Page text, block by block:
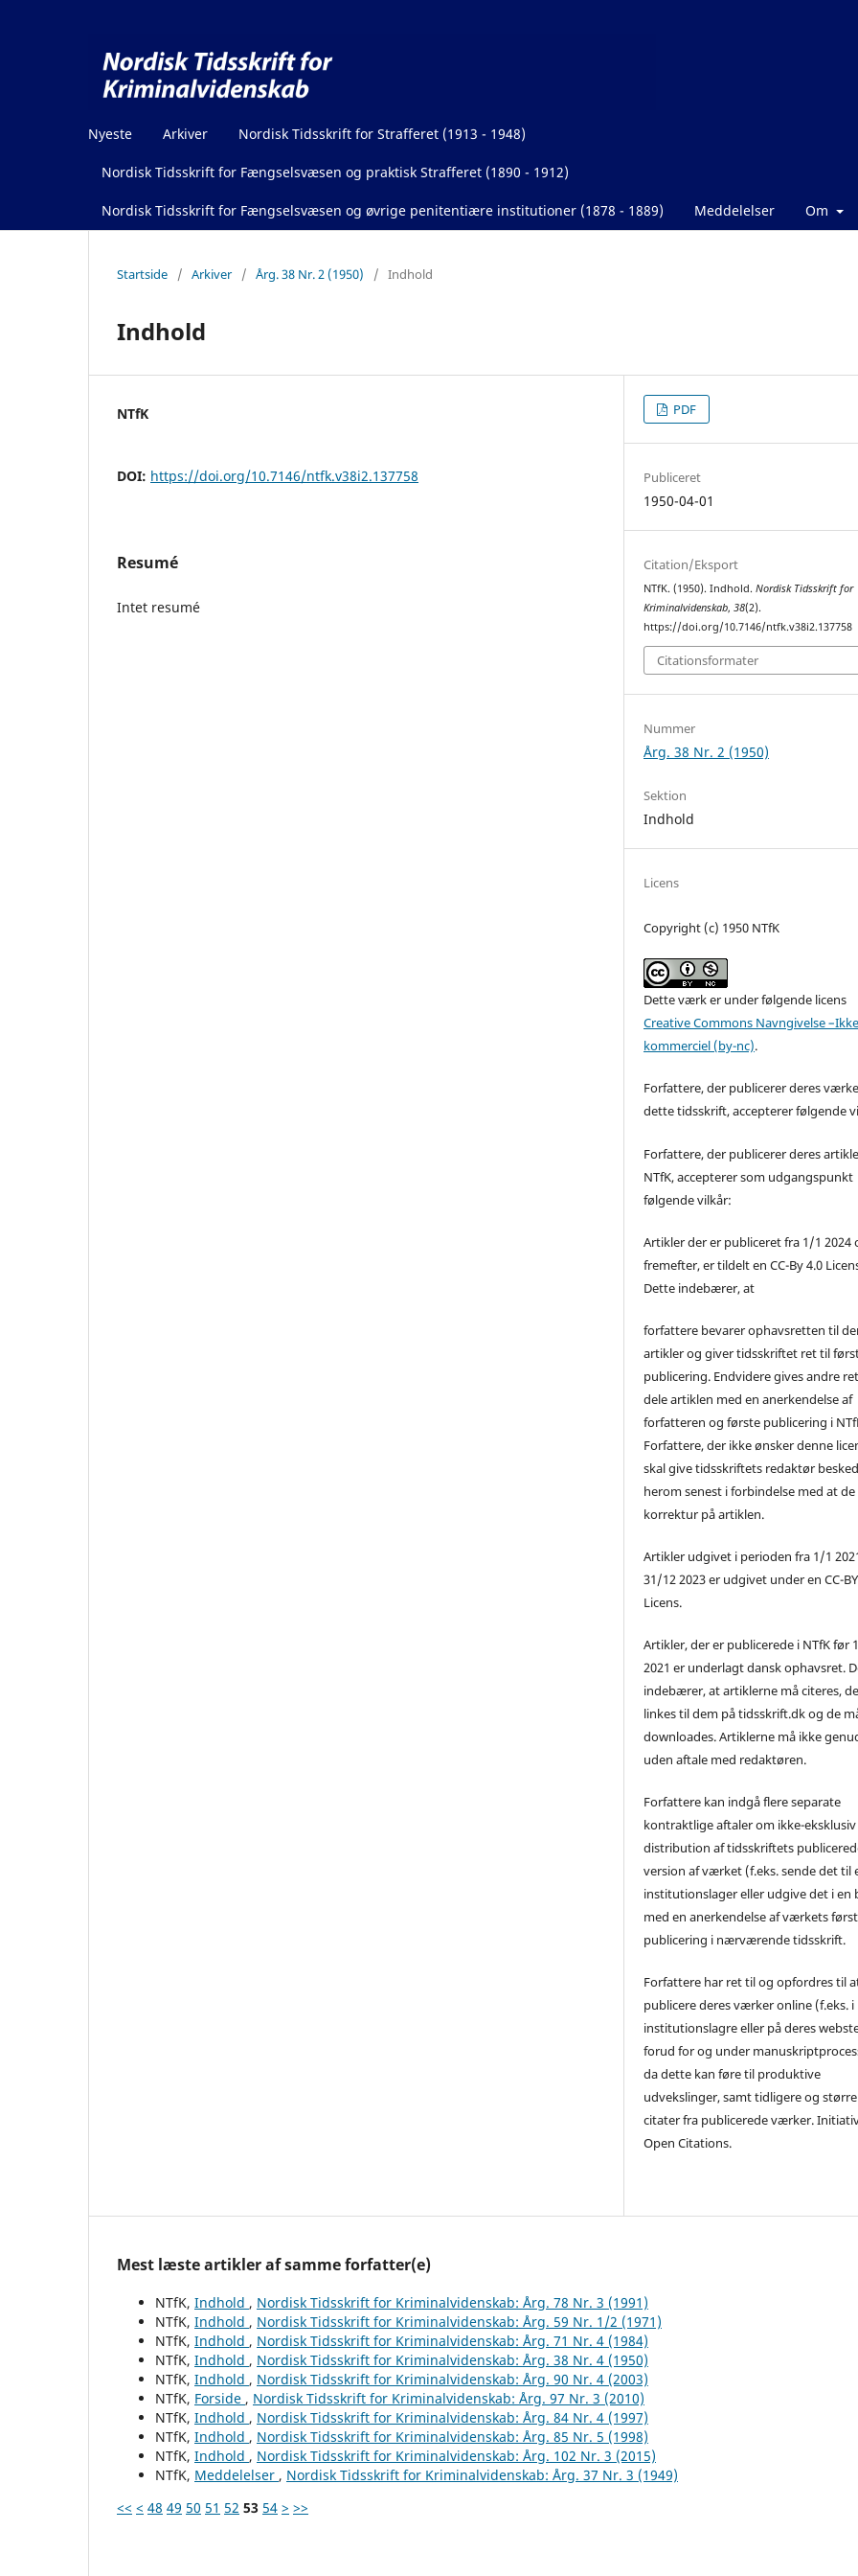
Nyeste Arkiver Nordisk Tidsskrift for Strafferet (1913 - 1948)
Nordisk Tidsskrift for Fængselsvæsen og praktisk Strafferet (1890 - 1912)
Nordisk Tidsskrift for Fængselsvæsen og øvrige penitentiære institutioner (1878 - 1889) Meddelelser Om
Startside / Arkiver / Årg. 38 Nr. 2 (1950) / Indhold
Indhold
NTfK
DOI: https://doi.org/10.7146/ntfk.v38i2.137758
Resumé
Intet resumé
PDF
Publiceret
1950-04-01
Citation/Eksport
NTfK. (1950). Indhold.Nordisk Tidsskrift for
Kriminalvidenskab,38(2).
https://doi.org/10.7146/ntfk.v38i2.137758
Citationsformater
Nummer
Årg. 38 Nr. 2 (1950)
Sektion
Indhold
Licens
Copyright (c) 1950 NTfK
Dette værk er under følgende licens
Creative Commons Navngivelse
kommerciel (by-nc).
Forfattere, der publicerer deres
dette tidsskrift, accepterer følgende
Forfattere, der publicerer deres
NTfK, accepterer som udgangspunkt
følgende vilkår:
Artikler der er publiceret fra 1/1 2024
fremefter, er tildelt en CC-By 4.0
Dette indebærer, at
forfattere bevarer ophavsretten til
artikler og giver tidsskriftet ret til
publicering. Endvidere gives andre
dele artiklen med en anerkendelse af
forfatteren og første publicering i
Forfattere, der ikke ønsker denne
skal give tidsskriftets redaktør besked
herom senest i forbindelse med at
korrektur på artiklen.
Artikler udgivet i perioden fra 1/1
31/12 2023 er udgivet under en CC-
Licens.
Artikler, der er publicerede i NTfK før
2021 er underlagt dansk ophavsret.
indebærer, at artiklerne må citeres,
linkes til dem på tidsskrift.dk og de
downloades. Artiklerne må ikke
uden aftale med redaktøren.
Forfattere kan indgå flere separate
kontraktlige aftaler om ikke-eksklusiv
distribution af tidsskriftets
version af værket (f.eks. sende det til
institutionslager eller udgive det i en
med en anerkendelse af værkets
publicering i nærværende tidsskrift.
Forfattere har ret til og opfordres til
publicere deres værker online (f.eks. i
institutionslagre eller på deres
forud for og under
da dette kan føre til produktive
udvekslinger, samt tidligere og større
citater fra publicerede værker.
Open Citations.
Mest læste artikler af samme forfatter(e)
NTfK, Indhold , Nordisk Tidsskrift for Kriminalvidenskab: Årg. 78 Nr. 3 (1991)
NTfK, Indhold , Nordisk Tidsskrift for Kriminalvidenskab: Årg. 59 Nr. 1/2 (1971)
NTfK, Indhold , Nordisk Tidsskrift for Kriminalvidenskab: Årg. 71 Nr. 4 (1984)
NTfK, Indhold , Nordisk Tidsskrift for Kriminalvidenskab: Årg. 38 Nr. 4 (1950)
NTfK, Indhold , Nordisk Tidsskrift for Kriminalvidenskab: Årg. 90 Nr. 4 (2003)
NTfK, Forside , Nordisk Tidsskrift for Kriminalvidenskab: Årg. 97 Nr. 3 (2010)
NTfK, Indhold , Nordisk Tidsskrift for Kriminalvidenskab: Årg. 84 Nr. 4 (1997)
NTfK, Indhold , Nordisk Tidsskrift for Kriminalvidenskab: Årg. 85 Nr. 5 (1998)
NTfK, Indhold , Nordisk Tidsskrift for Kriminalvidenskab: Årg. 102 Nr. 3 (2015)
NTfK, Meddelelser , Nordisk Tidsskrift for Kriminalvidenskab: Årg. 37 Nr. 3 (1949)
<< < 48 49 50 51 52 53 54 > >>